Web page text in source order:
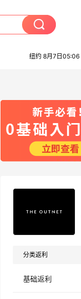
纽约 8月7日05:06
分类返利
基础返利